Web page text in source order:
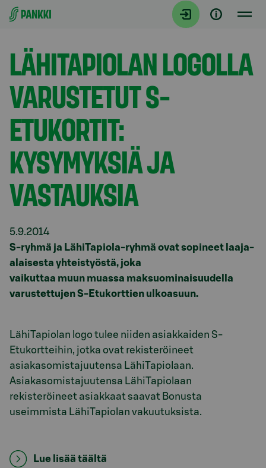
Siirry suoraan sisältöön
Tiedotteet
LÄHITAPIOLAN LOGOLLA
VARUSTETUT S-
ETUKORTIT:
KYSYMYKSIÄ JA
VASTAUKSIA
5.9.2014
S-ryhmä ja LähiTapiola-ryhmä ovat sopineet laaja-
alaisesta yhteistyöstä, joka
vaikuttaa muun muassa maksuominaisuudella
varustettujen S-Etukorttien ulkoasuun.
LähiTapiolan logo tulee niiden asiakkaiden S-
Etukortteihin, jotka ovat rekisteröineet
asiakasomistajuutensa LähiTapiolaan.
Asiakasomistajuutensa LähiTapiolaan
rekisteröineet asiakkaat saavat Bonusta
useimmista LähiTapiolan vakuutuksista.
Lue lisää täältä